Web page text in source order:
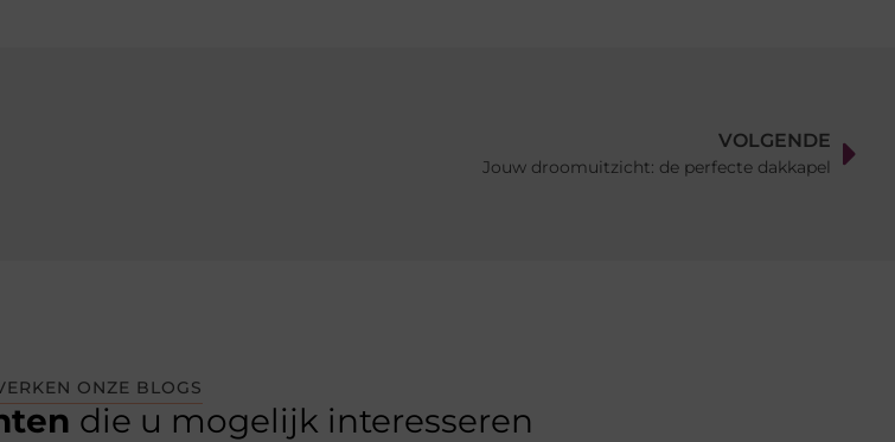
VOLGENDE
Jouw droomuitzicht: de perfecte dakkapel
ONZE BLOGS
die u mogelijk interesseren